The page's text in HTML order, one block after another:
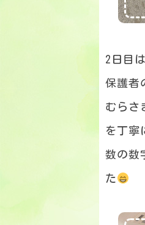
2日目
保護者
むらさ
を丁寧
数の数
た